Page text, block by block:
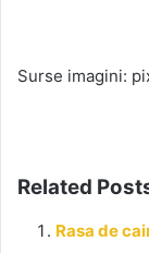
Surse imagini:
Related
Rasa de